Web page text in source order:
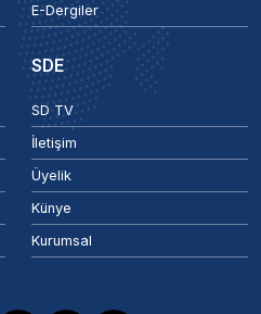
E-Dergiler
SDE
SD TV
İletişim
Üyelik
Künye
Kurumsal